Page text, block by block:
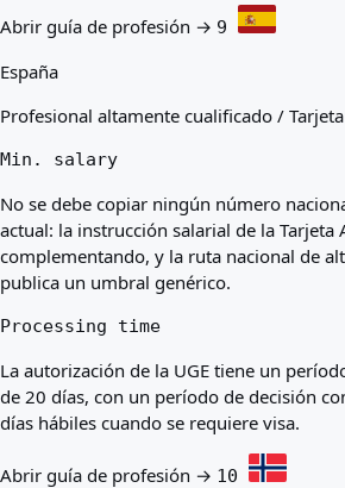
Abrir guía de profesión → 9
España
Profesional altamente cualificado /
Min. salary
No se debe copiar ningún número
actual: la instrucción salarial de la Tarjeta
complementando, y la ruta nacional de
publica un umbral genérico.
Processing time
La autorización de la UGE tiene un
de 20 días, con un período de decisión
días hábiles cuando se requiere visa.
Abrir guía de profesión → 10